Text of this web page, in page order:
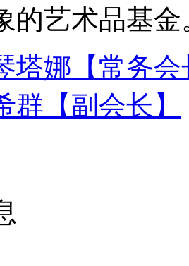
的艺术品基金
塔娜【常务会
群【副会长】